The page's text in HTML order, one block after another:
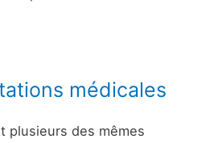
médicales
plusieurs des mêmes